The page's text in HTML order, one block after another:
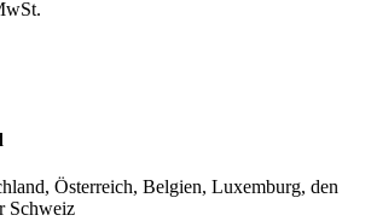
Österreich, Belgien, Luxemburg, den
Schweiz